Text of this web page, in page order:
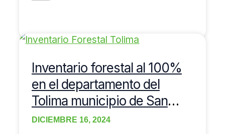
Inventario forestal al 100%
en el departamento del
Tolima municipio de San
Luis
DICIEMBRE 16, 2024